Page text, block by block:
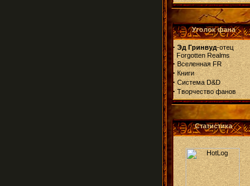
Уголок фана
· Эд Гринвуд-отец
Forgotten Realms
· Вселенная FR
· Книги
· Система D&D
· Творчество фанов
Статистика